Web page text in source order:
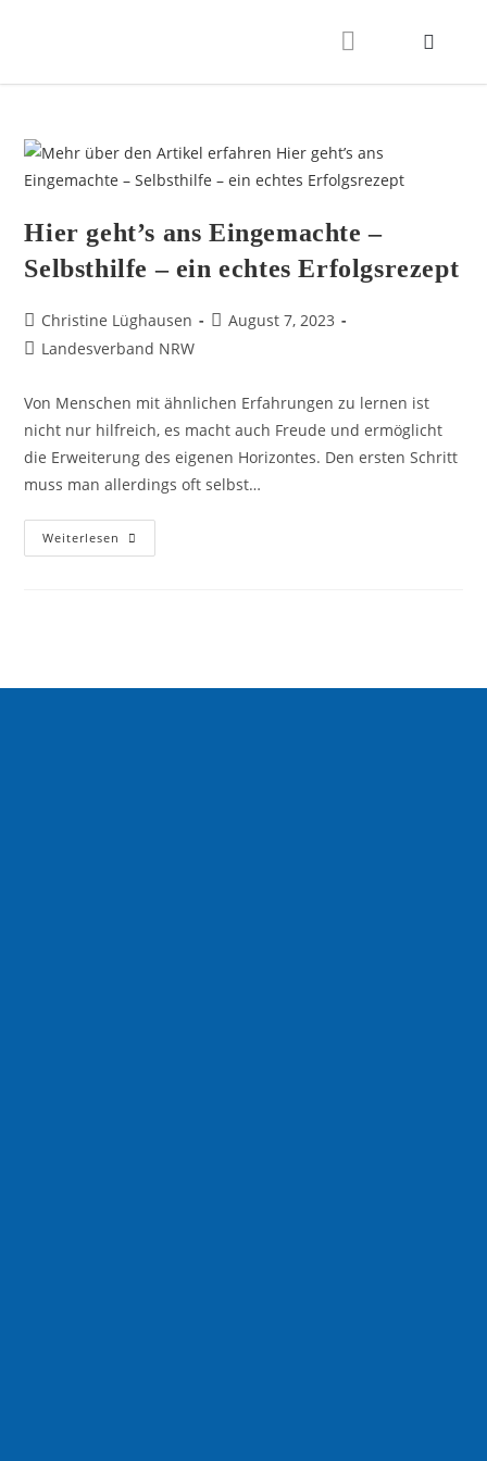
Hier geht’s ans Eingemachte –
Selbsthilfe – ein echtes Erfolgsrezept
Christine Lüghausen
August 7, 2023
Landesverband NRW
Von Menschen mit ähnlichen Erfahrungen zu lernen ist
nicht nur hilfreich, es macht auch Freude und ermöglicht
die Erweiterung des eigenen Horizontes. Den ersten Schritt
muss man allerdings oft selbst…
Weiterlesen